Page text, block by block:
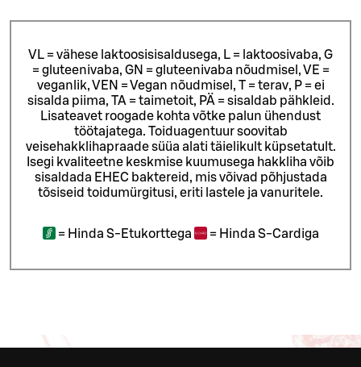
VL = vähese laktoosisisaldusega, L = laktoosivaba, G
= gluteenivaba, GN = gluteenivaba nõudmisel, VE =
veganlik, VEN = Vegan nõudmisel, T = terav, P = ei
sisalda piima, TA = taimetoit, PÄ = sisaldab pähkleid.
Lisateavet roogade kohta võtke palun ühendust
töötajatega. Toiduagentuur soovitab
veisehakklihapraade süüa alati täielikult küpsetatult.
Isegi kvaliteetne keskmise kuumusega hakkliha võib
sisaldada EHEC baktereid, mis võivad põhjustada
tõsiseid toidumürgitusi, eriti lastele ja vanuritele.
= Hinda S-Etukorttega = Hinda S-Cardiga